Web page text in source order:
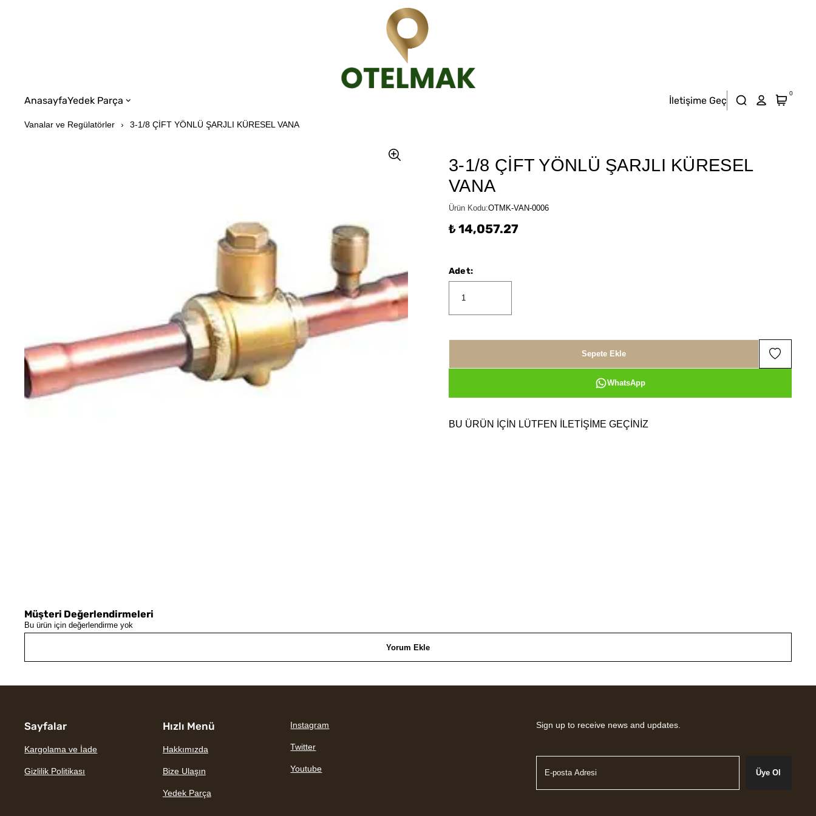
AnasayfaYedek Parça İletişime Geç
0
Vanalar ve Regülatörler 3-1/8 ÇİFT YÖNLÜ ŞARJLI KÜRESEL VANA
3-1/8 ÇİFT YÖNLÜ ŞARJLI KÜRESEL
VANA
Ürün Kodu:OTMK-VAN-0006
₺ 14,057.27
BU ÜRÜN İÇİN LÜTFEN İLETİŞİME GEÇİNİZ
Adet:
Sepete Ekle
WhatsApp
Müşteri Değerlendirmeleri
Bu ürün için değerlendirme yok
Yorum Ekle
Sayfalar
Kargolama ve İade
Gizlilik Politikası
Hızlı Menü
Hakkımızda
Bize Ulaşın
Yedek Parça
Instagram
Twitter
Youtube
Sign up to receive news and updates.
Üye Ol